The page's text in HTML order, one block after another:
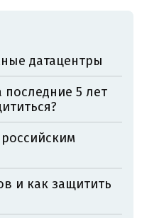
датацентры
последние 5 лет
и как защитить